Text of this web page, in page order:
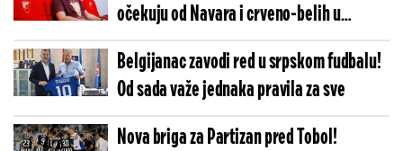
očekuju od Navara i crveno-belih u
Evroligi
Belgijanac zavodi red u srpskom fudbalu!
Od sada važe jednaka pravila za sve
Nova briga za Partizan pred Tobol!